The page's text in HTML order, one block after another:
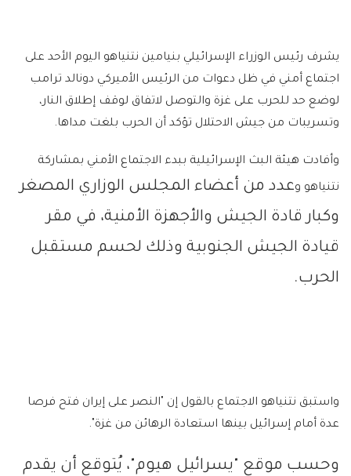
يشرف رئيس الوزراء الإسرائيلي بنيامين نتنياهو اليوم الأحد على
اجتماع أمني في ظل دعوات من الرئيس الأميركي دونالد ترامب
لوضع حد للحرب على غزة والتوصل لاتفاق لوقف إطلاق النار،
وتسريبات من جيش الاحتلال تؤكد أن الحرب بلغت مداها.
وأفادت هيئة البث الإسرائيلية ببدء الاجتماع الأمني بمشاركة
نتنياهو وعدد من أعضاء المجلس الوزاري المصغر
وكبار قادة الجيش والأجهزة الأمنية، في مقر
قيادة الجيش الجنوبية وذلك لحسم مستقبل
الحرب.
واستبق نتنياهو الاجتماع بالقول إن "النصر على إيران فتح فرصا
عدة أمام إسرائيل بينها استعادة الرهائن من غزة".
وحسب موقع "يسرائيل هيوم"، يُتوقع أن يقدم